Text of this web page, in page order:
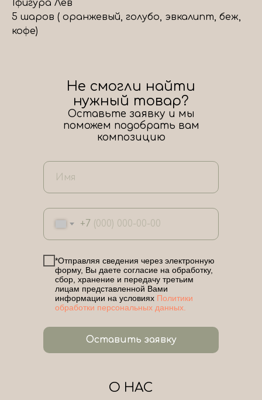
1фигура Лев
5 шаров ( оранжевый, голубо, эвкалипт, беж,
кофе)
+7
*Отправляя сведения через электронную
форму, Вы даете согласие на обработку,
сбор, хранение и передачу третьим
лицам представленной Вами
информации на условиях Политики
обработки персональных данных.
Оставить заявку
Не смогли найти
нужный товар?
Оставьте заявку и мы
поможем подобрать вам
композицию
О НАС